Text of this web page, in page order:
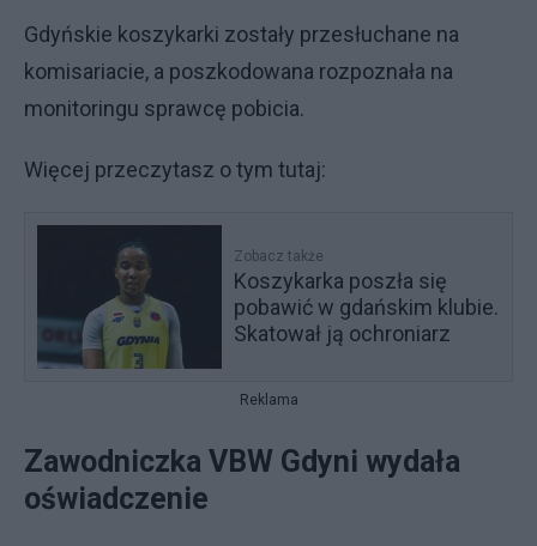
Gdyńskie koszykarki zostały przesłuchane na
komisariacie, a poszkodowana rozpoznała na
monitoringu sprawcę pobicia.
Więcej przeczytasz o tym tutaj:
Zobacz także
Koszykarka poszła się
pobawić w gdańskim klubie.
Skatował ją ochroniarz
Reklama
Zawodniczka VBW Gdyni wydała
oświadczenie